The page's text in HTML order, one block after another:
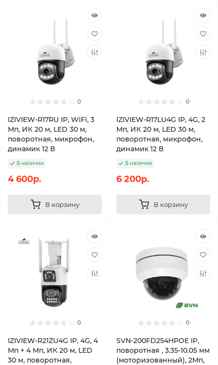
0
IZIVIEW-R17RU IP, WiFi, 3
Мп, ИК 20 м, LED 30 м,
поворотная, микрофон,
динамик 12 В
В наличии
4 600р.
В корзину
0
IZIVIEW-R17LU4G IP, 4G, 2
Мп, ИК 20 м, LED 30 м,
поворотная, микрофон,
динамик 12 В
В наличии
6 200р.
В корзину
0
IZIVIEW-R21ZU4G IP, 4G, 4
Мп + 4 Мп, ИК 20 м, LED
30 м, поворотная,
0
SVN-200FD254HPOE IP,
поворотная , 3.35-10.05 мм
(моторизованный), 2Мп,